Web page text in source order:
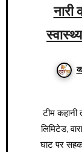
टीम कहानी तक –खुला आसमान संस्था व जिला सहकारी बैंक
लिमिटेड,
घाट पर